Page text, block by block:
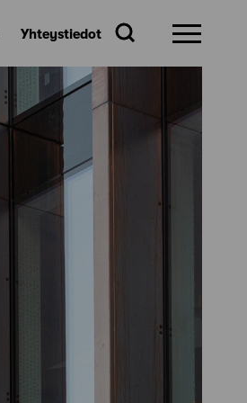
Yhteystiedot